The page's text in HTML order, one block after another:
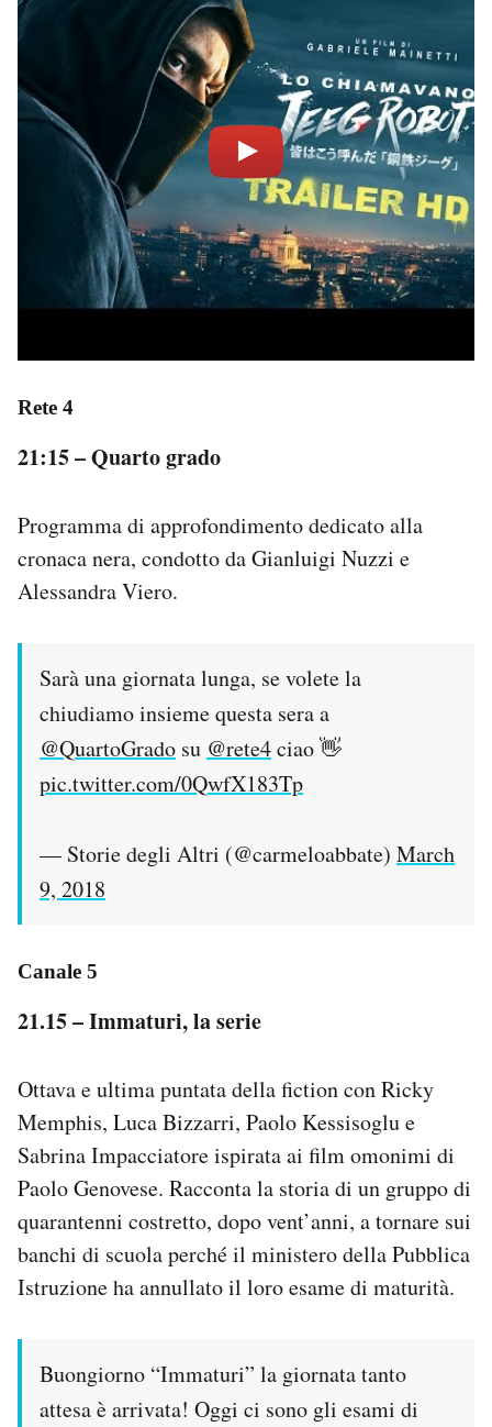
Rete 4
21:15 – Quarto grado
Programma di approfondimento dedicato alla
cronaca nera, condotto da Gianluigi Nuzzi e
Alessandra Viero.
Sarà una giornata lunga, se volete la
chiudiamo insieme questa sera a
@QuartoGrado su @rete4ciao 👋
pic.twitter.com/0QwfX183Tp
— Storie degli Altri (@carmeloabbate) March
9, 2018
Canale 5
21.15 – Immaturi, la serie
Ottava e ultima puntata della fiction con Ricky
Memphis, Luca Bizzarri, Paolo Kessisoglu e
Sabrina Impacciatore ispirata ai film omonimi di
Paolo Genovese. Racconta la storia di un gruppo di
quarantenni costretto, dopo vent’anni, a tornare sui
banchi di scuola perché il ministero della Pubblica
Istruzione ha annullato il loro esame di maturità.
Buongiorno “Immaturi” la giornata tanto
attesa è arrivata! Oggi ci sono gli esami di